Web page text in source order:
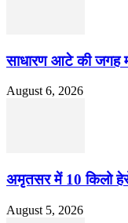
साधारण आटे की जगह
August 6, 2026
अमृतसर में 10 किलो
August 5, 2026